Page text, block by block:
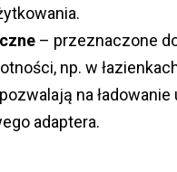
– przeznaczone
np. w
na
adaptera.